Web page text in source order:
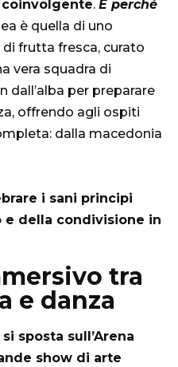
. E perché
è quella di uno
frutta fresca, curato
vera squadra di
dall’alba per preparare
offrendo agli ospiti
dalla macedonia
i sani principi
della condivisione in
tra
e danza
si sposta sull’Arena
show di arte